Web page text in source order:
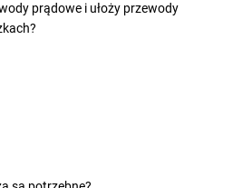
prądowe i ułoży przewody